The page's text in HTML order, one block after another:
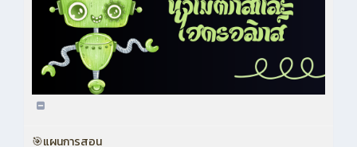
🎯แผนการสอน